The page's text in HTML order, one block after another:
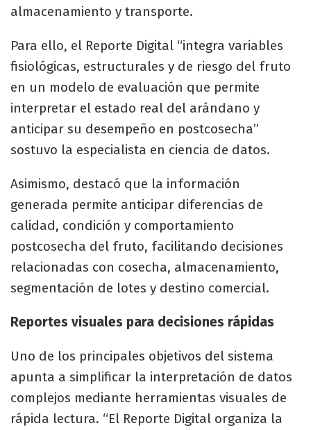
almacenamiento y transporte.
Para ello, el Reporte Digital “integra variables
fisiológicas, estructurales y de riesgo del fruto
en un modelo de evaluación que permite
interpretar el estado real del arándano y
anticipar su desempeño en postcosecha”
sostuvo la especialista en ciencia de datos.
Asimismo, destacó que la información
generada permite anticipar diferencias de
calidad, condición y comportamiento
postcosecha del fruto, facilitando decisiones
relacionadas con cosecha, almacenamiento,
segmentación de lotes y destino comercial.
Reportes visuales para decisiones rápidas
Uno de los principales objetivos del sistema
apunta a simplificar la interpretación de datos
complejos mediante herramientas visuales de
rápida lectura. “El Reporte Digital organiza la